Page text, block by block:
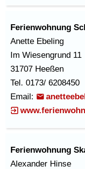
Ferienwohnung
Anette Ebeling
Im Wiesengrund 11
31707 Heeßen
Tel. 0173/ 6208450
Email:
Ferienwohnung
Alexander Hinse